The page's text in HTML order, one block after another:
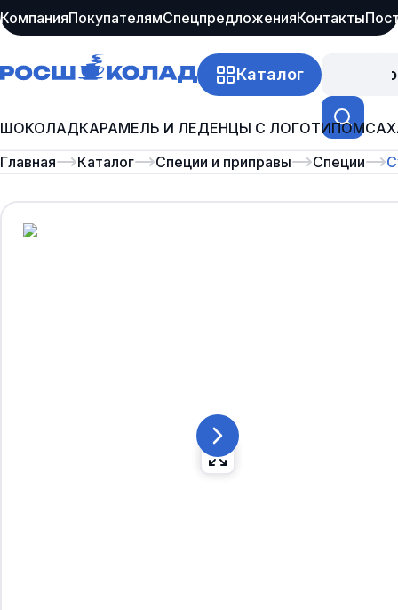
КомпанияПокупателямСпецпредложенияКонтакты
Каталог
ШОКОЛАДКАРАМЕЛЬ И ЛЕДЕНЦЫ С ЛОГОТИПОМ
Главная
Каталог Специи и приправы Специи